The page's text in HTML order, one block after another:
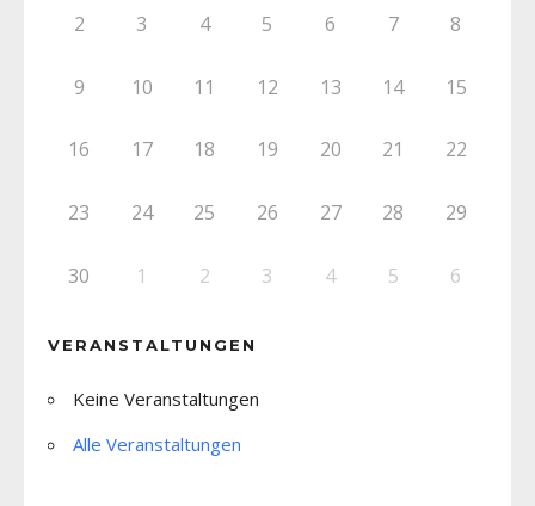
2 3 4 5 6 7 8
9 10 11 12 13 14 15
16 17 18 19 20 21 22
23 24 25 26 27 28 29
30 1 2 3 4 5 6
VERANSTALTUNGEN
Keine Veranstaltungen
Alle Veranstaltungen